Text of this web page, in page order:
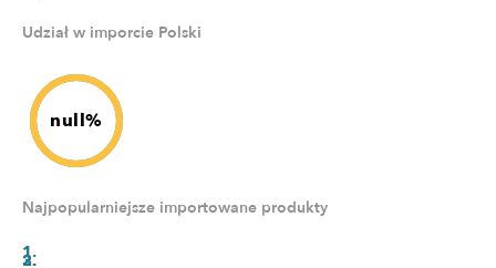
Udział w imporcie Polski
null%
Najpopularniejsze importowane produkty